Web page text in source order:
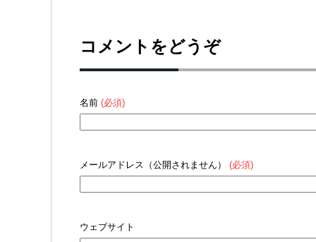
コメントをどうぞ
名前 (必須)
メールアドレス（公開されません） (必須)
ウェブサイト